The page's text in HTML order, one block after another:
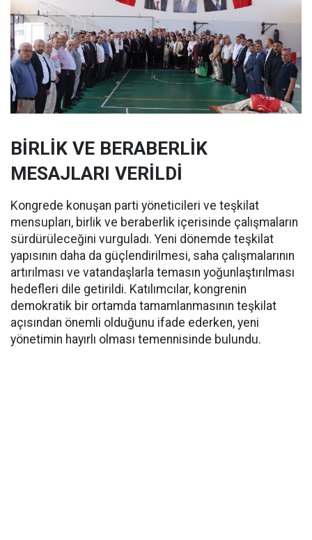
BİRLİK VE BERABERLİK
MESAJLARI VERİLDİ
Kongrede konuşan parti yöneticileri ve teşkilat
mensupları, birlik ve beraberlik içerisinde çalışmaların
sürdürüleceğini vurguladı. Yeni dönemde teşkilat
yapısının daha da güçlendirilmesi, saha çalışmalarının
artırılması ve vatandaşlarla temasın yoğunlaştırılması
hedefleri dile getirildi. Katılımcılar, kongrenin
demokratik bir ortamda tamamlanmasının teşkilat
açısından önemli olduğunu ifade ederken, yeni
yönetimin hayırlı olması temennisinde bulundu.